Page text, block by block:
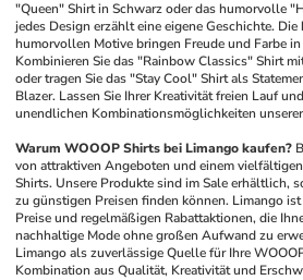
"Queen" Shirt in Schwarz oder das humorvolle
jedes Design erzählt eine eigene Geschichte.
humorvollen Motive bringen Freude und Farbe
Kombinieren Sie das "Rainbow Classics" Shirt
oder tragen Sie das "Stay Cool" Shirt als
Blazer. Lassen Sie Ihrer Kreativität freien Lauf
unendlichen Kombinationsmöglichkeiten
Warum WOOOP Shirts bei Limango kaufen?
von attraktiven Angeboten und einem
Shirts. Unsere Produkte sind im Sale erhältlich,
zu günstigen Preisen finden können. Limango
Preise und regelmäßigen Rabattaktionen, die
nachhaltige Mode ohne großen Aufwand zu
Limango als zuverlässige Quelle für Ihre
Kombination aus Qualität, Kreativität und